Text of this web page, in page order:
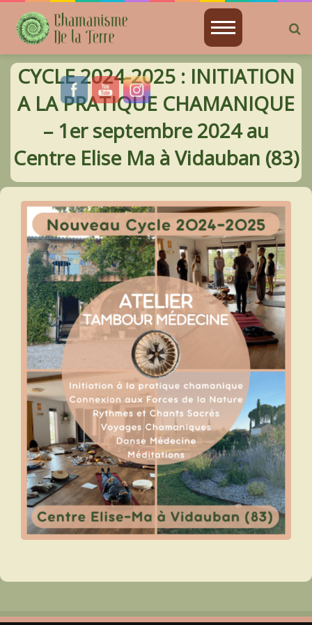
BIENVENIDA
CHAMANISME
JE SUIS
ATELIERS PRÉSENTIELS
ENSEIGNEMENT DISTANCIEL EN VIDÉO
ENSEIGNEMENT DISTANCIEL EN DIRECT
ASTRO-CHAMANISME
SOINS CHAMANIQUES
INSTRUMENTS SACRÉS
MON BLOG
ACTUALITÉ
ME CONTACTER
MON COMPTE
MON PANIER
CYCLE 2024-2025 : INITIATION
A LA PRATIQUE CHAMANIQUE
– 1er septembre 2024 au
Centre Elise Ma à Vidauban (83)